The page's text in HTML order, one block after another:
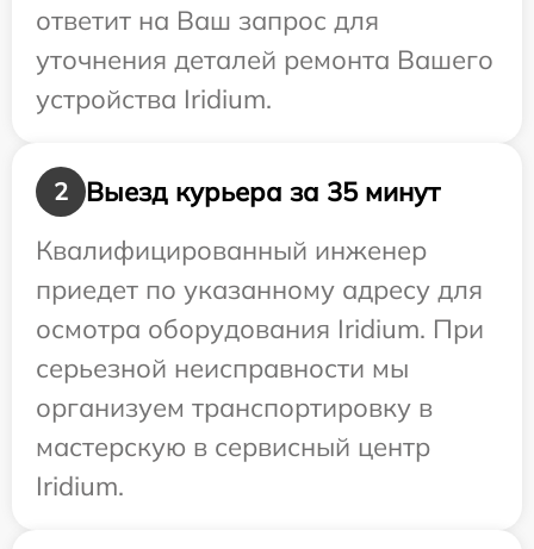
ответит на Ваш запрос для
уточнения деталей ремонта Вашего
устройства Iridium.
2
Выезд курьера за 35 минут
Квалифицированный инженер
приедет по указанному адресу для
осмотра оборудования Iridium. При
серьезной неисправности мы
организуем транспортировку в
мастерскую в сервисный центр
Iridium.